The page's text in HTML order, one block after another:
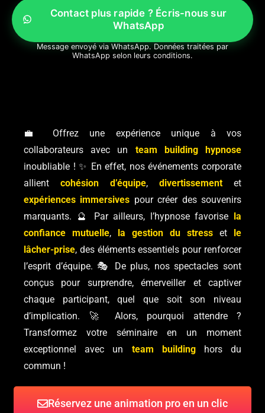
Contact plus rapide ? Écris-nous sur
WhatsApp
Message envoyé via WhatsApp. Données traitées par
WhatsApp selon leurs conditions.
💼 Offrez une expérience unique à vos
collaborateurs avec un team building hypnose
inoubliable ! ✨ En effet, nos événements corporate
allient cohésion d’équipe, divertissement et
expériences immersives pour créer des souvenirs
marquants. 🔮 Par ailleurs, l’hypnose favorise la
confiance mutuelle, la gestion du stress et le
lâcher-prise, des éléments essentiels pour renforcer
l’esprit d’équipe. 🎭 De plus, nos spectacles sont
conçus pour surprendre, émerveiller et captiver
chaque participant, quel que soit son niveau
d’implication. 🚀 Alors, pourquoi attendre ?
Transformez votre séminaire en un moment
exceptionnel avec un team buildinghors du
commun !
Réservez une animation pro en un clic